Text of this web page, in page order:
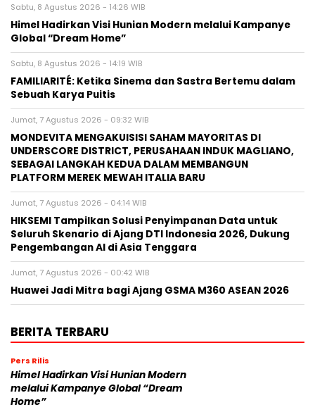
Sabtu, 8 Agustus 2026 - 14:26 WIB
Himel Hadirkan Visi Hunian Modern melalui Kampanye
Global “Dream Home”
Sabtu, 8 Agustus 2026 - 14:19 WIB
FAMILIARITÉ: Ketika Sinema dan Sastra Bertemu dalam
Sebuah Karya Puitis
Jumat, 7 Agustus 2026 - 09:32 WIB
MONDEVITA MENGAKUISISI SAHAM MAYORITAS DI
UNDERSCORE DISTRICT, PERUSAHAAN INDUK MAGLIANO,
SEBAGAI LANGKAH KEDUA DALAM MEMBANGUN
PLATFORM MEREK MEWAH ITALIA BARU
Jumat, 7 Agustus 2026 - 04:14 WIB
HIKSEMI Tampilkan Solusi Penyimpanan Data untuk
Seluruh Skenario di Ajang DTI Indonesia 2026, Dukung
Pengembangan AI di Asia Tenggara
Jumat, 7 Agustus 2026 - 00:42 WIB
Huawei Jadi Mitra bagi Ajang GSMA M360 ASEAN 2026
BERITA TERBARU
Pers Rilis
Himel Hadirkan Visi Hunian Modern
melalui Kampanye Global “Dream
Home”